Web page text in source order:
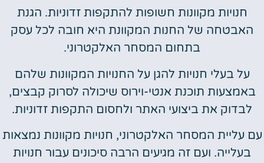
חנויות מקוונות חשופות להתקפות זדוניות. הגנת
האבטחה של החנות המקוונת היא חובה לכל עסק
בתחום המסחר האלקטרוני.
על בעלי חנויות להגן על החנויות המקוונות שלהם
באמצעות תוכנת אנטי-וירוס שיכולה לסרוק קבצים,
לבדוק את ביצועי האתר ולחסום התקפות זדוניות.
עם עליית המסחר האלקטרוני, חנויות מקוונות נמצאות
בעלייה. ועם זה מגיעים הרבה סיכונים עבור חנויות